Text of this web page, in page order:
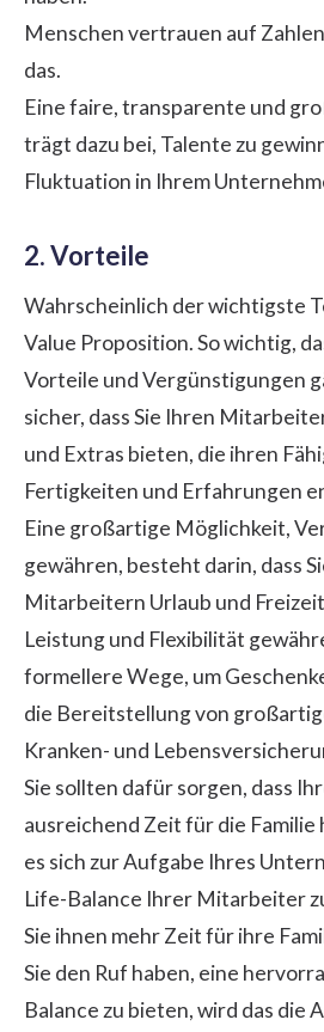
Menschen vertrauen auf
das.
Eine faire, transparente und
trägt dazu bei, Talente zu
Fluktuation in Ihrem
2. Vorteile
Wahrscheinlich der wichtigste
Value Proposition. So wichtig,
Vorteile und Vergünstigungen
sicher, dass Sie Ihren
und Extras bieten, die ihren
Fertigkeiten und Erfahrungen
Eine großartige Möglichkeit,
gewähren, besteht darin, dass
Mitarbeitern Urlaub und
Leistung und Flexibilität
formellere Wege, um
die Bereitstellung von
Kranken- und
Sie sollten dafür sorgen, dass
ausreichend Zeit für die Familie
es sich zur Aufgabe Ihres
Life-Balance Ihrer Mitarbeiter
Sie ihnen mehr Zeit für ihre
Sie den Ruf haben, eine
Balance zu bieten, wird das die